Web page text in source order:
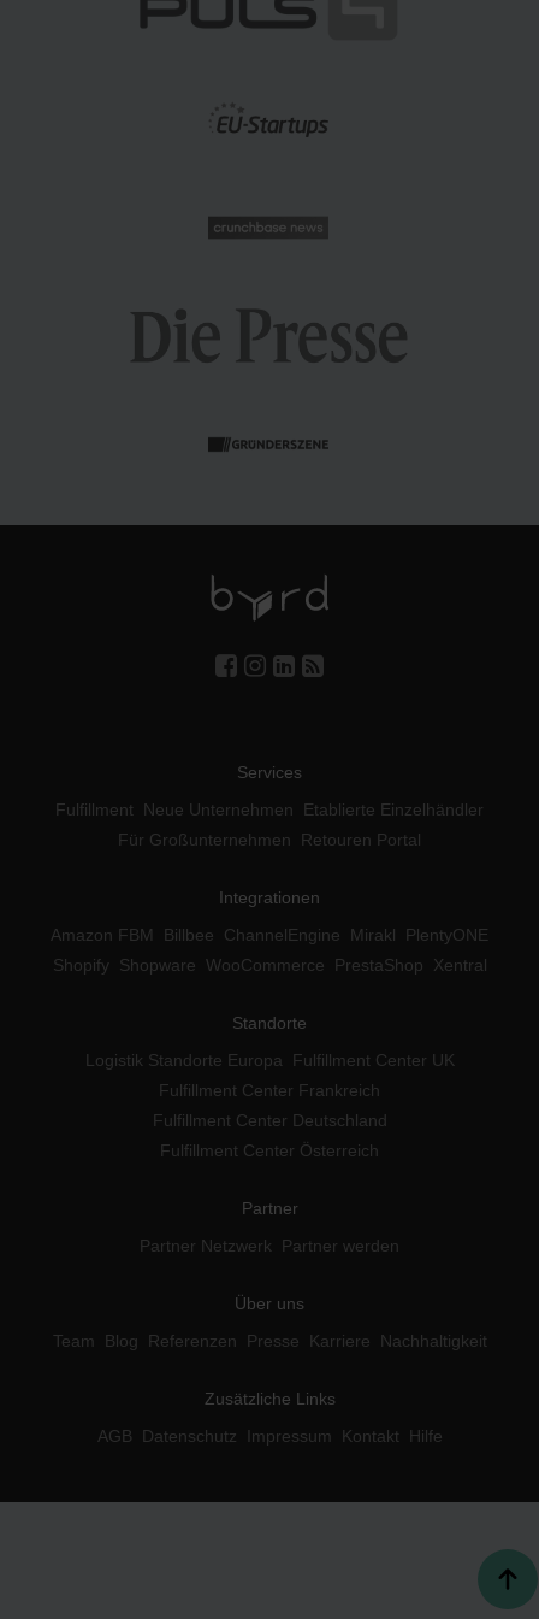
Services
Fulfillment
Neue Unternehmen
Etablierte Einzelhändler
Für Großunternehmen
Retouren Portal
Integrationen
Amazon FBM
Billbee ChannelEngine Mirakl
PlentyONE
Shopify Shopware WooCommerce PrestaShop Xentral
Standorte
Logistik Standorte Europa
Fulfillment Center UK
Fulfillment Center Frankreich
Fulfillment Center Deutschland
Fulfillment Center Österreich
Partner
Partner Netzwerk
Partner werden
Über uns
Team
Blog Referenzen Presse Karriere Nachhaltigkeit
Zusätzliche Links
AGB
Datenschutz Impressum Kontakt Hilfe